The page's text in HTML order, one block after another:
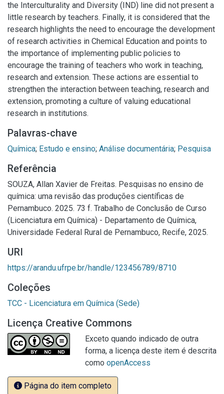
the Interculturality and Diversity (IND) line did not present a
little research by teachers. Finally, it is considered that the
research highlights the need to encourage the development
of research activities in Chemical Education and points to
the importance of implementing public policies to
encourage the training of teachers who work in teaching,
research and extension. These actions are essential to
strengthen the interaction between teaching, research and
extension, promoting a culture of valuing educational
research in institutions.
Palavras-chave
Química; Estudo e ensino; Análise documentária; Pesquisa
Referência
SOUZA, Allan Xavier de Freitas. Pesquisas no ensino de
química: uma revisão das produções científicas de
Pernambuco. 2025. 73 f. Trabalho de Conclusão de Curso
(Licenciatura em Química) - Departamento de Química,
Universidade Federal Rural de Pernambuco, Recife, 2025.
URI
https://arandu.ufrpe.br/handle/123456789/8710
Coleções
TCC - Licenciatura em Química (Sede)
Licença Creative Commons
Exceto quando indicado de outra
forma, a licença deste item é descrita
como openAccess
Página do item completo